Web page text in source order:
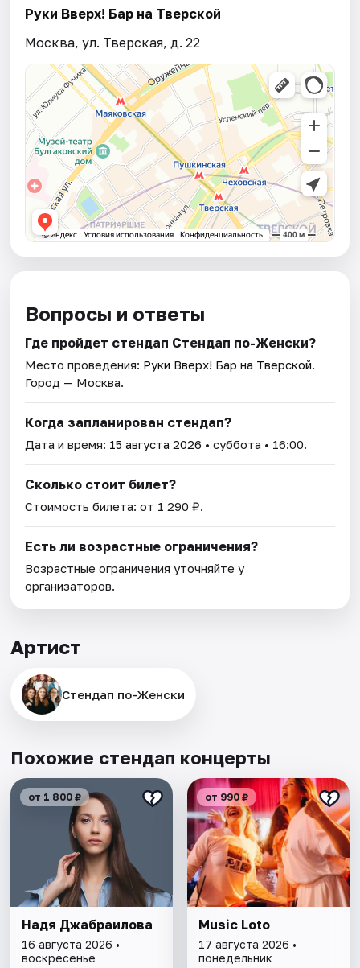
Руки Вверх! Бар на Тверской
Москва, ул. Тверская, д. 22
Вопросы и ответы
Где пройдет стендап Стендап по-Женски?
Место проведения: Руки Вверх! Бар на Тверской.
Город — Москва.
Когда запланирован стендап?
Дата и время: 15 августа 2026 • суббота • 16:00.
Сколько стоит билет?
Стоимость билета: от 1 290 ₽.
Есть ли возрастные ограничения?
Возрастные ограничения уточняйте у
организаторов.
Артист
Стендап по-Женски
Похожие стендап концерты
от 1 800 ₽
Надя Джабраилова
16 августа 2026 •
воскресенье
от 990 ₽
Music Loto
17 августа 2026 •
понедельник